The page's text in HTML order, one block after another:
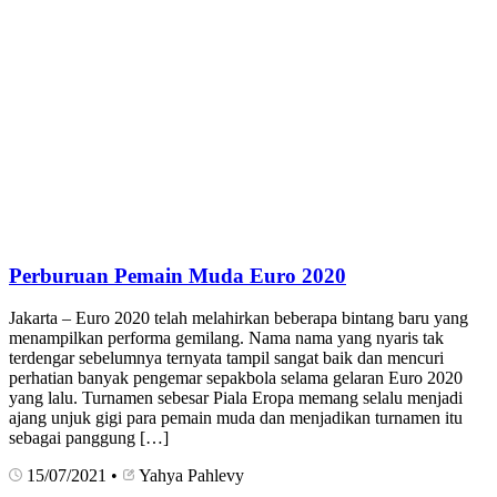
Perburuan Pemain Muda Euro 2020
Jakarta – Euro 2020 telah melahirkan beberapa bintang baru yang
menampilkan performa gemilang. Nama nama yang nyaris tak
terdengar sebelumnya ternyata tampil sangat baik dan mencuri
perhatian banyak pengemar sepakbola selama gelaran Euro 2020
yang lalu. Turnamen sebesar Piala Eropa memang selalu menjadi
ajang unjuk gigi para pemain muda dan menjadikan turnamen itu
sebagai panggung […]
15/07/2021 • Yahya Pahlevy